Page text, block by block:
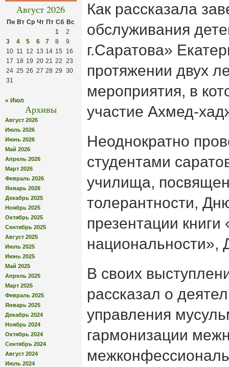
Август 2026
Пн Вт Ср Чт Пт Сб Вс
1
2
3
4 5 6 7 8
9
10 11 12 13 14 15
16
17 18 19 20 21 22 23
24 25 26 27 28 29 30
31
« Июл
Архивы
Август 2026
Июль 2026
Июнь 2026
Май 2026
Апрель 2026
Март 2026
Февраль 2026
Январь 2026
Декабрь 2025
Ноябрь 2025
Октябрь 2025
Сентябрь 2025
Август 2025
Июль 2025
Июнь 2025
Май 2025
Апрель 2025
Март 2025
Февраль 2025
Январь 2025
Декабрь 2024
Ноябрь 2024
Октябрь 2024
Сентябрь 2024
Август 2024
Июль 2024
Как рассказала
обслуживания
г.Саратова»
протяжении двух
мероприятия, в
участие Ахмед-
Неоднократно
студентами
училища,
толерантности,
презентации
национальности»,
В своих
рассказал о
управления
гармонизации